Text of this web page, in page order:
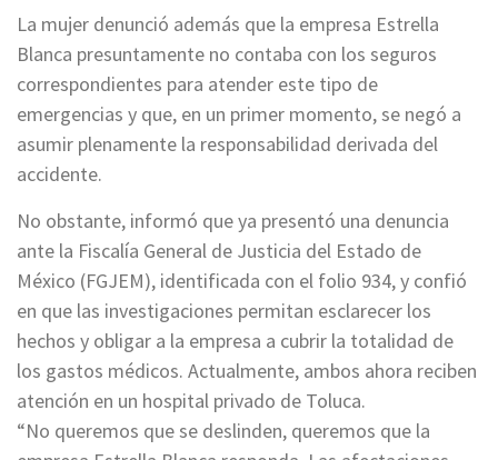
La mujer denunció además que la empresa Estrella
Blanca presuntamente no contaba con los seguros
correspondientes para atender este tipo de
emergencias y que, en un primer momento, se negó a
asumir plenamente la responsabilidad derivada del
accidente.
No obstante, informó que ya presentó una denuncia
ante la Fiscalía General de Justicia del Estado de
México (FGJEM), identificada con el folio 934, y confió
en que las investigaciones permitan esclarecer los
hechos y obligar a la empresa a cubrir la totalidad de
los gastos médicos. Actualmente, ambos ahora reciben
atención en un hospital privado de Toluca.
“No queremos que se deslinden, queremos que la